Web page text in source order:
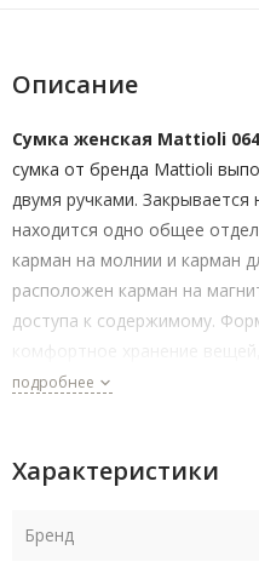
Описание
Сумка женская Mattioli
сумка от бренда Mattioli
двумя ручками.
находится одно общее
карман на молнии и карман
расположен карман на
доступа к содержимому.
комфортное хранение
см, высота 24 см и глубина 8
Минималистичный
подробнее
Характеристики
Бренд